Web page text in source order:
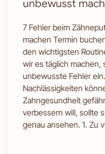
unbewusst
7 Fehler beim
machen Termin
den wichtigsten
wir es täglich machen,
unbewusste Fehler
Nachlässigkeiten
Zahngesundheit
verbessern will, sollte
genau ansehen. 1. Zu